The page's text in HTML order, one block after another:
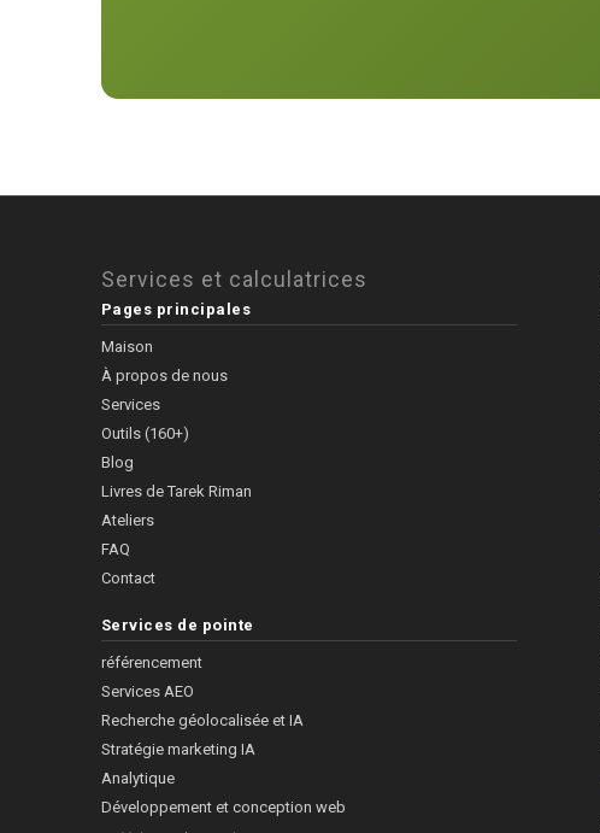
Services et calculatrices
Pages principales
Maison
À propos de nous
Services
Outils (160+)
Blog
Livres de Tarek Riman
Ateliers
FAQ
Contact
Services de pointe
référencement
Services AEO
Recherche géolocalisée et IA
Stratégie marketing IA
Analytique
Développement et conception web